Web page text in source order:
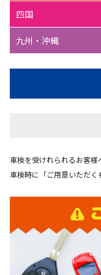
四国
九州・沖縄
車検を受けれられるお客様
車検時に「ご用意いただ